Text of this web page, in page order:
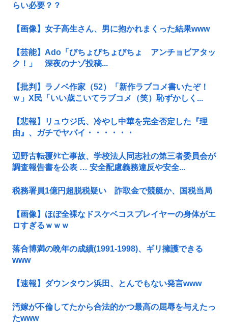
らい必要？？
【画像】女子高生さん、男に抱かれまくった結果www
【芸能】Ado「びちょびちょびちょ アンチョビアタッ
ク！」 深夜のナゾ投稿...
【批判】ラノベ作家（52）「新作ラブコメ書いたぞ！
ｗ」X民「いい歳こいてラブコメ（笑）恥ずかしく...
【悲報】リュウジ氏、冷やし中華を完全否定した『理
由』、ガチでヤバイ・・・・・・
辺野古転覆ﾀﾋ亡事故、学校法人同志社の第三者委員会が
調査報告書を公表 … 安全配慮義務違反や安全...
税務署員1億円超脱税疑い 詐取金で競艇か、国税当局
【画像】ほぼ全裸なドスケベコスプレイヤーの身体がエ
ロすぎるｗｗｗ
落合博満の晩年の成績(1991-1998)、ギリ擁護できる
www
【速報】ダウンタウン浜田、とんでもない発言www
汚嫁が不倫してたから合法的かつ最高の屈辱を与えたっ
たwww